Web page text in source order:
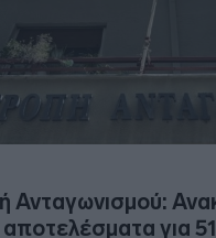
Ανταγωνισμού:
αποτελέσματα για